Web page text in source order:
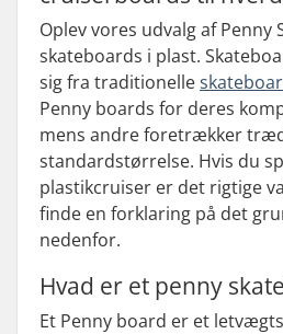
Oplev vores udvalg af Penny
skateboards i plast.
sig fra traditionelle
Penny boards for deres
mens andre foretrækker
standardstørrelse. Hvis du
plastikcruiser er det rigtige
finde en forklaring på det
nedenfor.
Hvad er et penny
Et Penny board er et